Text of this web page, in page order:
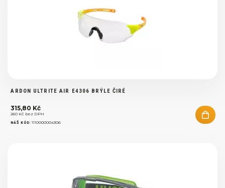
ARDON ULTRITE AIR E4306 BRÝLE ČIRÉ
315,80 Kč
260 Kč bez DPH
NÁŠ KÓD:1110000004306